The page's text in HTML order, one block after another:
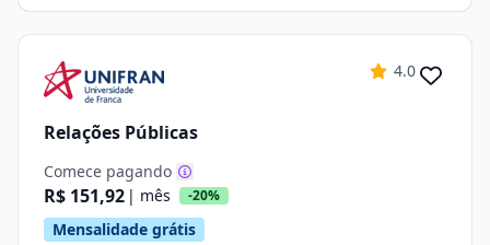
4.0
Relações Públicas
Comece pagando
R$ 151,92 | mês -20%
Mensalidade grátis